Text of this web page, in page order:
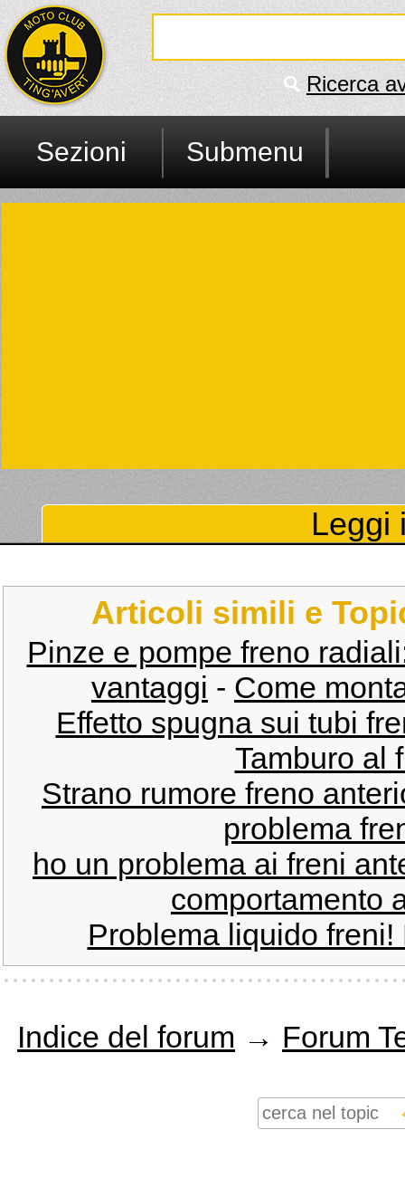
Ricerca
Sezioni Submenu
Leggi
Articoli simili e
Pinze e pompe freno
vantaggi - Come
Effetto spugna sui tubi
Tamburo al
Strano rumore freno
problema
ho un problema ai freni
comportamento
Problema liquido
Indice del forum → Forum